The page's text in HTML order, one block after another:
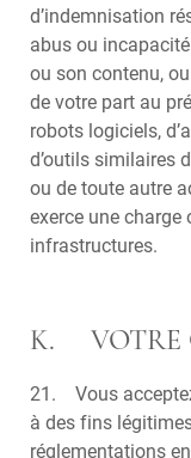
d’indemnisation
abus ou
ou son contenu,
de votre part au
robots logiciels,
d’outils similaires
ou de toute autre
exerce une
infrastructures.
K. VOTRE
21. Vous
à des fins
réglementations